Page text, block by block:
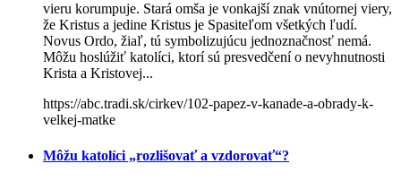
vieru korumpuje. Stará omša je vonkajší znak vnútornej viery,
že Kristus a jedine Kristus je Spasiteľom všetkých ľudí.
Novus Ordo, žiaľ, tú symbolizujúcu jednoznačnosť nemá.
Môžu hoslúžiť katolíci, ktorí sú presvedčení o nevyhnutnosti
Krista a Kristovej...
https://abc.tradi.sk/cirkev/102-papez-v-kanade-a-obrady-k-
velkej-matke
Môžu katolíci „rozlišovať a vzdorovať“?